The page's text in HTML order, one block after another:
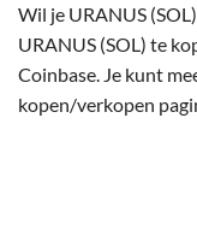
Wil je URANUS
URANUS (SOL) te
Coinbase. Je kunt
kopen/verkopen